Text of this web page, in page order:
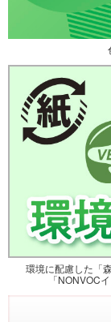
環境に配慮した「
「NONVOC